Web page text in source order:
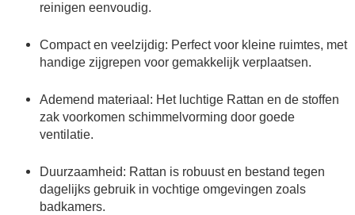
reinigen eenvoudig.
Compact en veelzijdig: Perfect voor kleine ruimtes, met
handige zijgrepen voor gemakkelijk verplaatsen.
Ademend materiaal: Het luchtige Rattan en de stoffen
zak voorkomen schimmelvorming door goede
ventilatie.
Duurzaamheid: Rattan is robuust en bestand tegen
dagelijks gebruik in vochtige omgevingen zoals
badkamers.